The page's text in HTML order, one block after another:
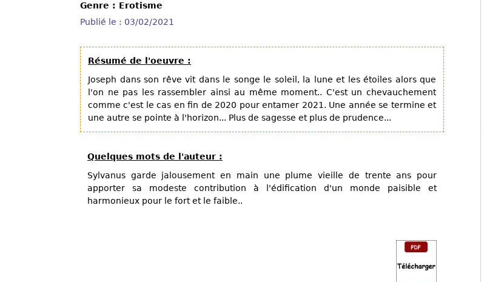
Genre : Erotisme
Publié le : 03/02/2021
Résumé de l'oeuvre :
Joseph dans son rêve vit dans le songe le soleil, la lune et les étoiles alors que
l'on ne pas les rassembler ainsi au même moment.. C'est un chevauchement
comme c'est le cas en fin de 2020 pour entamer 2021. Une année se termine et
une autre se pointe à l'horizon... Plus de sagesse et plus de prudence...
Quelques mots de l'auteur :
Sylvanus garde jalousement en main une plume vieille de trente ans pour
apporter sa modeste contribution à l'édification d'un monde paisible et
harmonieux pour le fort et le faible..